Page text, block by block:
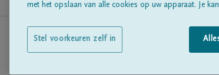
met het opslaan van alle cookies op uw apparaat. Je
Stel voorkeuren zelf in